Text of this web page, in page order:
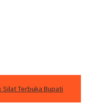
Silat Terbuka Bupati